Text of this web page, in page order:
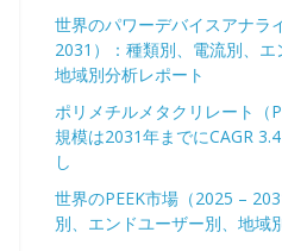
世界のパワーデバイスアナラ
2031）：種類別、電流別、エ
地域別分析レポート
ポリメチルメタクリレート（
規模は2031年までにCAGR
し
世界のPEEK市場（2025 –
別、エンドユーザー別、地域